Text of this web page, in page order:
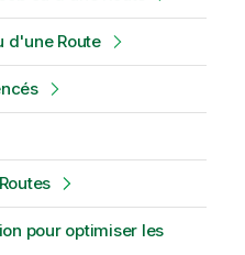
d'une Route
pour optimiser les